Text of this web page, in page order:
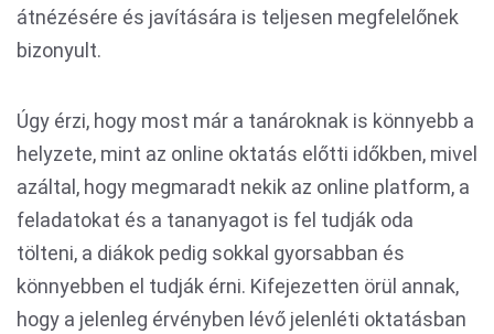
átnézésére és javítására is teljesen megfelelőnek
bizonyult.
Úgy érzi, hogy most már a tanároknak is könnyebb a
helyzete, mint az online oktatás előtti időkben, mivel
azáltal, hogy megmaradt nekik az online platform, a
feladatokat és a tananyagot is fel tudják oda
tölteni, a diákok pedig sokkal gyorsabban és
könnyebben el tudják érni. Kifejezetten örül annak,
hogy a jelenleg érvényben lévő jelenléti oktatásban